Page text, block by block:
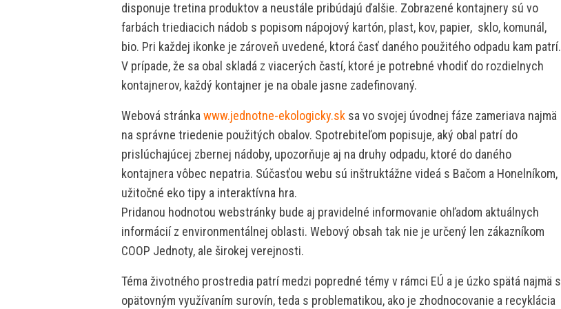
disponuje tretina produktov a neustále pribúdajú ďalšie. Zobrazené kontajnery sú vo
farbách triediacich nádob s popisom nápojový kartón, plast, kov, papier, sklo, komunál,
bio. Pri každej ikonke je zároveň uvedené, ktorá časť daného použitého odpadu kam patrí.
V prípade, že sa obal skladá z viacerých častí, ktoré je potrebné vhodiť do rozdielnych
kontajnerov, každý kontajner je na obale jasne zadefinovaný.
Webová stránkawww.jednotne-ekologicky.sk sa vo svojej úvodnej fáze zameriava najmä
na správne triedenie použitých obalov. Spotrebiteľom popisuje, aký obal patrí do
prislúchajúcej zbernej nádoby, upozorňuje aj na druhy odpadu, ktoré do daného
kontajnera vôbec nepatria. Súčasťou webu sú inštruktážne videá s Bačom a Honelníkom,
užitočné eko tipy a interaktívna hra.
Pridanou hodnotou webstránky bude aj pravidelné informovanie ohľadom aktuálnych
informácií z environmentálnej oblasti. Webový obsah tak nie je určený len zákazníkom
COOP Jednoty, ale širokej verejnosti.
Téma životného prostredia patrí medzi popredné témy v rámci EÚ a je úzko spätá najmä s
opätovným využívaním surovín, teda s problematikou, ako je zhodnocovanie a recyklácia